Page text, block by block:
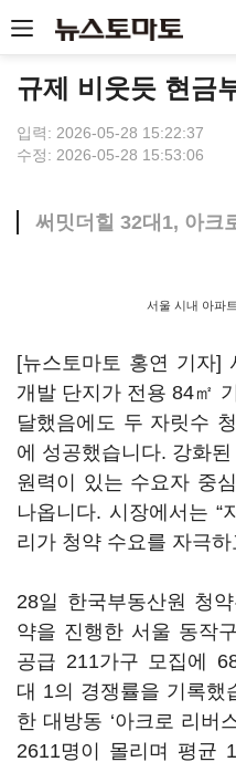
규제 비웃듯 현금
입력: 2026-05-28 15:22:37
수정: 2026-05-28 15:53:06
써밋더힐 32대1, 아크
서울 시내 아파
[뉴스토마토 홍연 기자]
개발 단지가 전용 84㎡
달했음에도 두 자릿수
에 성공했습니다. 강화
원력이 있는 수요자 중
나옵니다. 시장에서는 “
리가 청약 수요를 자극
28일 한국부동산원 청
약을 진행한 서울 동작
공급 211가구 모집에
대 1의 경쟁률을 기록했
한 대방동 ‘아크로 리버
2611명이 몰리며 평균